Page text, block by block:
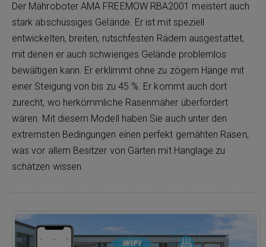
Der Mähroboter AMA FREEMOW RBA2001 meistert auch
stark abschüssiges Gelände. Er ist mit speziell
entwickelten, breiten, rutschfesten Rädern ausgestattet,
mit denen er auch schwieriges Gelände problemlos
bewältigen kann. Er erklimmt ohne zu zögern Hänge mit
einer Steigung von bis zu 45 %. Er kommt auch dort
zurecht, wo herkömmliche Rasenmäher überfordert
wären. Mit diesem Modell haben Sie auch unter den
extremsten Bedingungen einen perfekt gemähten Rasen,
was vor allem Besitzer von Gärten mit Hanglage zu
schätzen wissen.